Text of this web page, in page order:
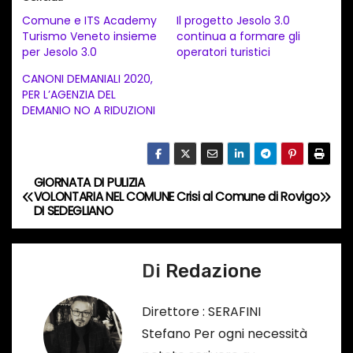
a
m
e
n
n
c
o
Comune e ITS Academy
Turismo Veneto insieme
per Jesolo 3.0
Il progetto Jesolo 3.0
continua a formare gli
operatori turistici
CANONI DEMANIALI 2020,
PER L’AGENZIA DEL
DEMANIO NO A RIDUZIONI
N
a
Crisi al Comune di Rovigo
GIORNATA DI PULIZIA
VOLONTARIA NEL COMUNE
DI SEDEGLIANO
Di Redazione
Direttore : SERAFINI
Stefano Per ogni necessità